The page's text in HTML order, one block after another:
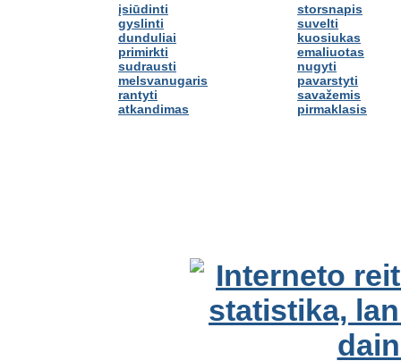
įsiūdinti
gyslinti
dunduliai
primirkti
sudrausti
melsvanugaris
rantyti
atkandimas
storsnapis
suvelti
kuosiukas
emaliuotas
nugyti
pavarstyti
savažemis
pirmaklasis